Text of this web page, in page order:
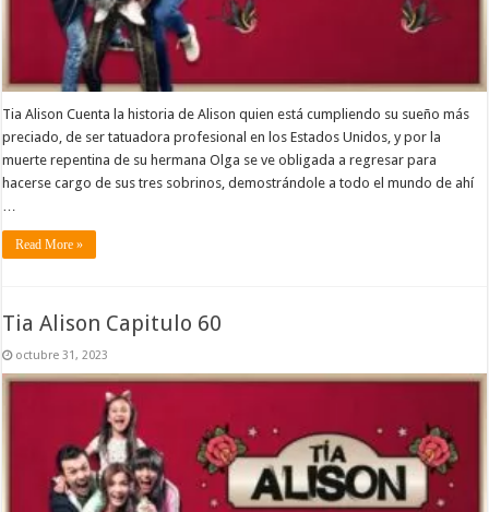
Tia Alison Cuenta la historia de Alison quien está cumpliendo su sueño más
preciado, de ser tatuadora profesional en los Estados Unidos, y por la
muerte repentina de su hermana Olga se ve obligada a regresar para
hacerse cargo de sus tres sobrinos, demostrándole a todo el mundo de ahí
Read More »
Tia Alison Capitulo 60
octubre 31, 2023